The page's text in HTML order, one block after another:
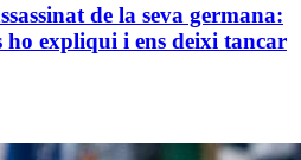
de la seva germana:
ho expliqui i ens deixi tancar